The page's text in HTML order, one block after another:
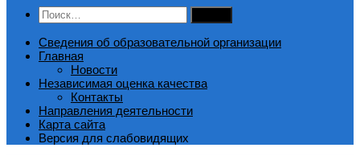
Найти:
Сведения об образовательной организации
Главная
Новости
Независимая оценка качества
Контакты
Направления деятельности
Карта сайта
Версия для слабовидящих